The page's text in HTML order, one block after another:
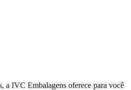
a IVC Embalagens oferece para você